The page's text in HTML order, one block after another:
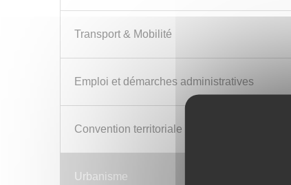
Transport & Mobilité
Emploi et démarches administratives
Convention territoriale Globale
Urbanisme